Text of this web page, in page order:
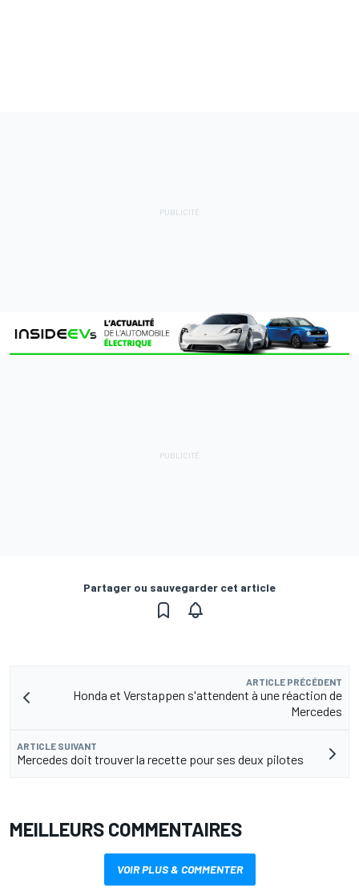
Partager ou sauvegarder cet article
ARTICLE PRÉCÉDENT
Honda et Verstappen s'attendent à une réaction de
Mercedes
ARTICLE SUIVANT
Mercedes doit trouver la recette pour ses deux pilotes
MEILLEURS COMMENTAIRES
VOIR PLUS & COMMENTER